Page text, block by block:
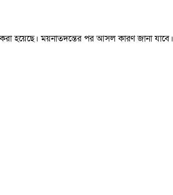
হয়েছে। ময়নাতদন্তের পর আসল কারণ জানা যাবে।